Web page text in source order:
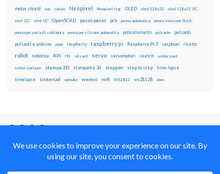
motor shield nas natale Neopixel Neopixel ring OLED oled 128x32 oled 128x32 IIC
oled i2C oled IIC OpenSCAD passo-passo pcb penna automatica penna iniezione fluidi
penna per pasta di saldatura penna per silicone automatica potenziometro pulsante pulsanti
pulsanti e arduino pwm raspberry raspberry pi Raspberry Pi 3 raspbian ricetta
robot robotica RPi rtc sd card servo servomotori sketch solder past
solder past pen stampa 3D stampante 3d stepper step to step time-lapse
timelapse tinkercad wemake wemos wifi WS2812 ws2812B xbee
Alike 4.0 International